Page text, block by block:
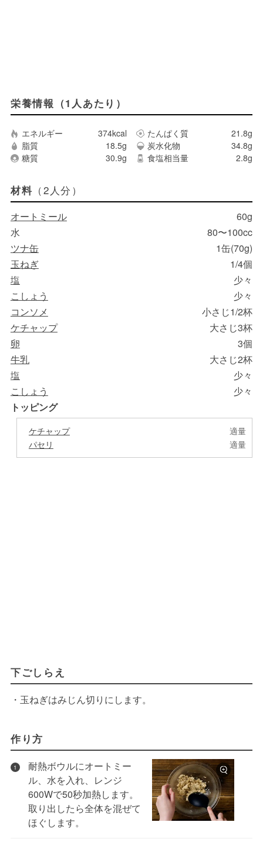
栄養情報（1人あたり）
エネルギー 374kcal たんぱく質
21.8g
脂質
18.5g 炭水化物
34.8g
糖質
30.9g 食塩相当量 2.8g
材料 （2人分）
オートミール
60g
水
80〜100cc
ツナ缶
1缶(70g)
玉ねぎ
1/4個
塩
少々
こしょう
少々
コンソメ
小さじ1/2杯
ケチャップ
大さじ3杯
卵
3個
牛乳
大さじ2杯
塩
少々
こしょう
少々
トッピング
ケチャップ
適量
パセリ
適量
下ごしらえ
・玉ねぎはみじん切りにします。
作り方
1
耐熱ボウルにオートミー
ル、水を入れ、レンジ
600Wで50秒加熱します。
取り出したら全体を混ぜて
ほぐします。